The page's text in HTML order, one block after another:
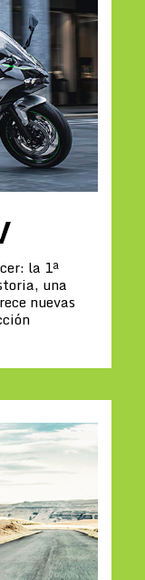
la 1ª
una
nuevas